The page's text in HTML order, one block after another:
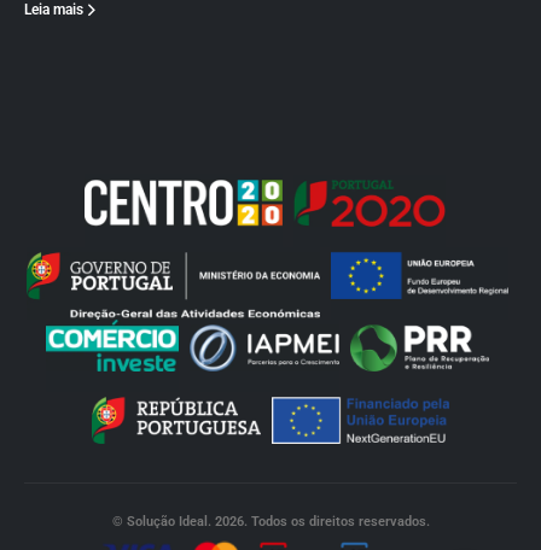
Leia mais
© Solução Ideal. 2026. Todos os direitos reservados.